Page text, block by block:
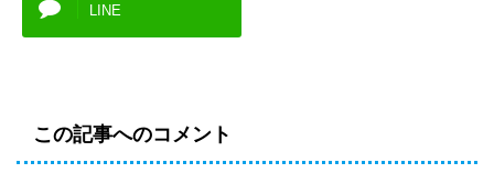
LINE
この記事へのコメント